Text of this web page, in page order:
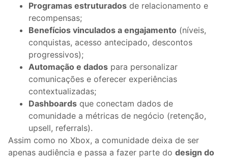
Programas estruturados de relacionamento e
recompensas;
Benefícios vinculados a engajamento (níveis,
conquistas, acesso antecipado, descontos
progressivos);
Automação e dados para personalizar
comunicações e oferecer experiências
contextualizadas;
Dashboards que conectam dados de
comunidade a métricas de negócio (retenção,
upsell, referrals).
Assim como no Xbox, a comunidade deixa de ser
apenas audiência e passa a fazer parte do design do